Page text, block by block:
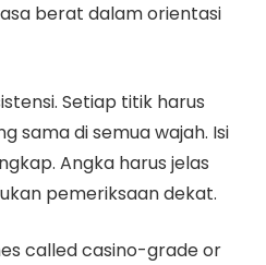
berat dalam orientasi
Setiap titik harus
sama di semua wajah. Isi
Angka harus jelas
pemeriksaan dekat.
called casino-grade or